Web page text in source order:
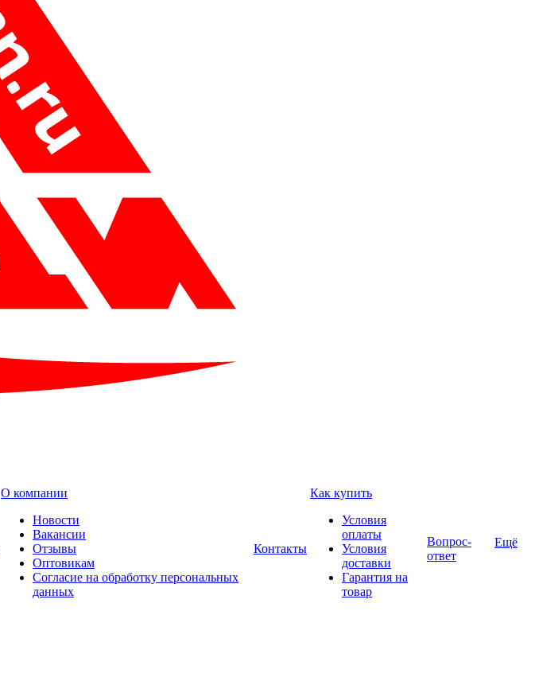
О компании
Новости
Вакансии
Отзывы
Оптовикам
Cогласие на обработку персональных
данных
Контакты
Как купить
Условия
оплаты
Условия
доставки
Гарантия на
товар
Вопрос-
ответ
Ещё